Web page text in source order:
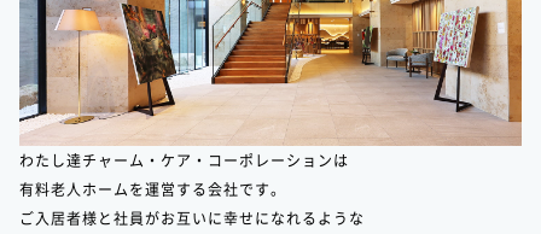
わたし達チャーム・ケア・コーポレーションは
有料老人ホームを運営する会社です。
ご入居者様と社員がお互いに幸せになれるような